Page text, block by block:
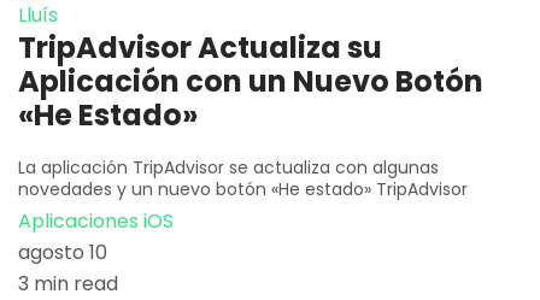
Lluís
TripAdvisor Actualiza su
Aplicación con un Nuevo Botón
«He Estado»
La aplicación TripAdvisor se actualiza con algunas
novedades y un nuevo botón «He estado» TripAdvisor
Aplicaciones iOS
agosto 10
3 min read